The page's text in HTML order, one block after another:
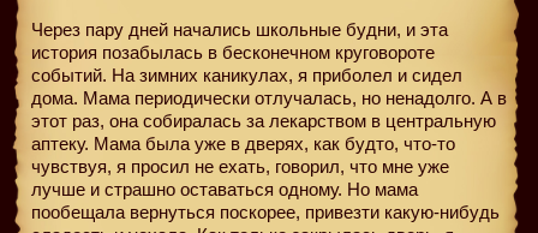
Через пару дней начались школьные будни, и эта
история позабылась в бесконечном круговороте
событий. На зимних каникулах, я приболел и сидел
дома. Мама периодически отлучалась, но ненадолго. А в
этот раз, она собиралась за лекарством в центральную
аптеку. Мама была уже в дверях, как будто, что-то
чувствуя, я просил не ехать, говорил, что мне уже
лучше и страшно оставаться одному. Но мама
пообещала вернуться поскорее, привезти какую-нибудь